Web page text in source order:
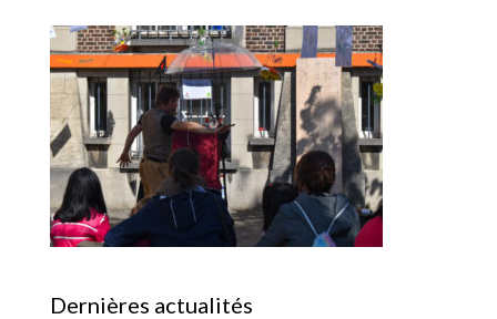
Dernières actualités